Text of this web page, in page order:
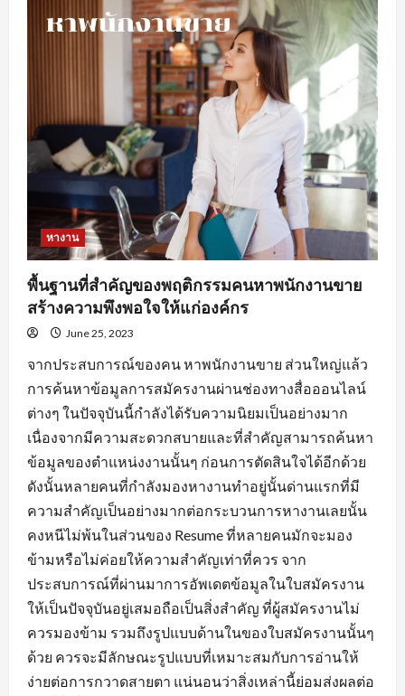
ดี
ใน
การ
งานprogrammerเพื่อ
ประสิทธิภาพ
หางาน
พื้นฐานที่สำคัญของพฤติกรรมคนหาพนักงานขาย
สร้างความพึงพอใจให้แก่องค์กร
June 25, 2023
จากประสบการณ์ของคน หาพนักงานขาย ส่วนใหญ่แล้ว
การค้นหาข้อมูลการสมัครงานผ่านช่องทางสื่อออนไลน์
ต่างๆ ในปัจจุบันนี้กำลังได้รับความนิยมเป็นอย่างมาก
เนื่องจากมีความสะดวกสบายและที่สำคัญสามารถค้นหา
ข้อมูลของตำแหน่งงานนั้นๆ ก่อนการตัดสินใจได้อีกด้วย
ดังนั้นหลายคนที่กำลังมองหางานทำอยู่นั้นด่านแรกที่มี
ความสำคัญเป็นอย่างมากต่อกระบวนการหางานเลยนั้น
คงหนีไม่พ้นในส่วนของ Resume ที่หลายคนมักจะมอง
ข้ามหรือไม่ค่อยให้ความสำคัญเท่าที่ควร จาก
ประสบการณ์ที่ผ่านมาการอัพเดตข้อมูลในใบสมัครงาน
ให้เป็นปัจจุบันอยู่เสมอถือเป็นสิ่งสำคัญ ที่ผู้สมัครงานไม่
ควรมองข้าม รวมถึงรูปแบบด้านในของใบสมัครงานนั้นๆ
ด้วย ควรจะมีลักษณะรูปแบบที่เหมาะสมกับการอ่านให้
ง่ายต่อการกวาดสายตา แน่นอนว่าสิ่งเหล่านี้ย่อมส่งผลต่อ